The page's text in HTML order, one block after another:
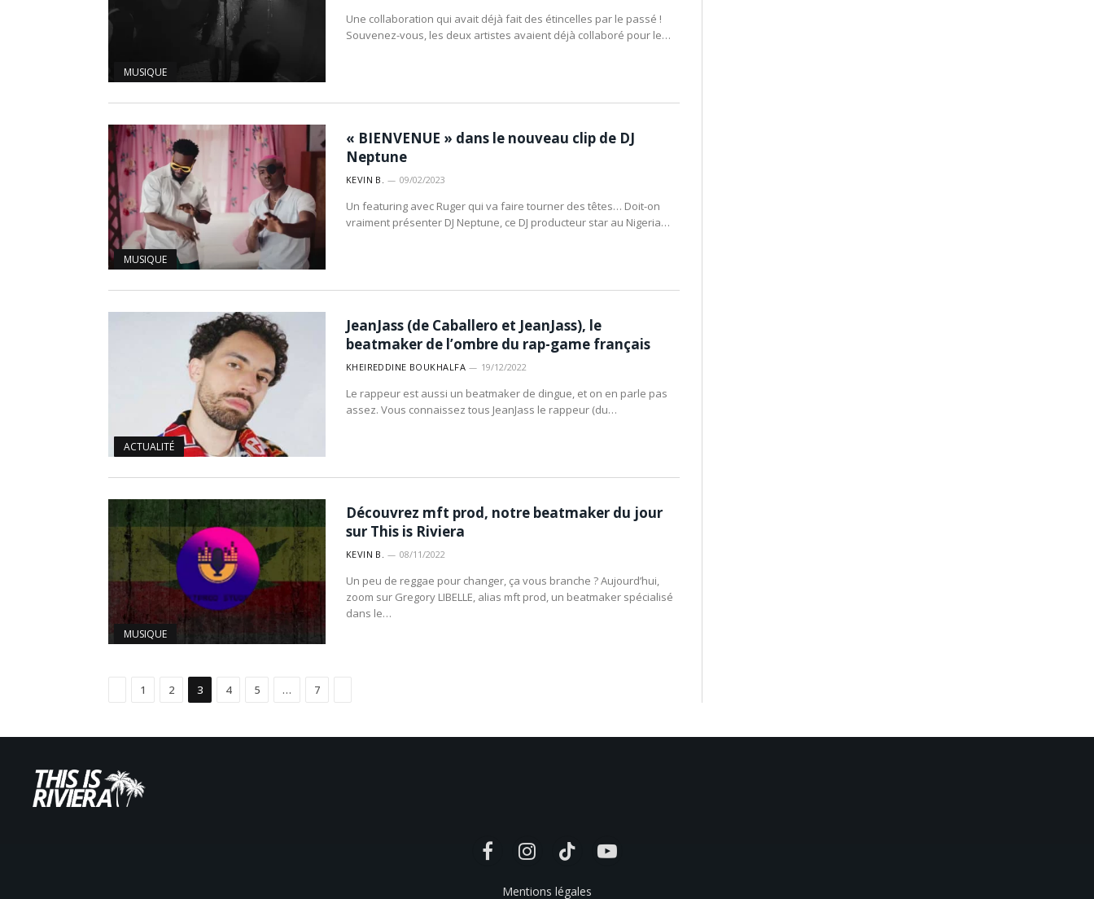
MUSIQUE
Une collaboration qui avait déjà fait des étincelles par le passé !
Souvenez-vous, les deux artistes avaient déjà collaboré pour le…
MUSIQUE
« BIENVENUE » dans le nouveau clip de DJ
Neptune
KEVIN B. 09/02/2023
Un featuring avec Ruger qui va faire tourner des têtes… Doit-on
vraiment présenter DJ Neptune, ce DJ producteur star au Nigeria…
ACTUALITÉ
JeanJass (de Caballero et JeanJass), le
beatmaker de l’ombre du rap-game français
KHEIREDDINE BOUKHALFA 19/12/2022
Le rappeur est aussi un beatmaker de dingue, et on en parle pas
assez. Vous connaissez tous JeanJass le rappeur (du…
MUSIQUE
Découvrez mft prod, notre beatmaker du jour
sur This is Riviera
KEVIN B. 08/11/2022
Un peu de reggae pour changer, ça vous branche ? Aujourd’hui,
zoom sur Gregory LIBELLE, alias mft prod, un beatmaker spécialisé
dans le…
Précédent
1 2 3 4 5 … 7
FacebookInstagramTikTok YouTube
Mentions légales